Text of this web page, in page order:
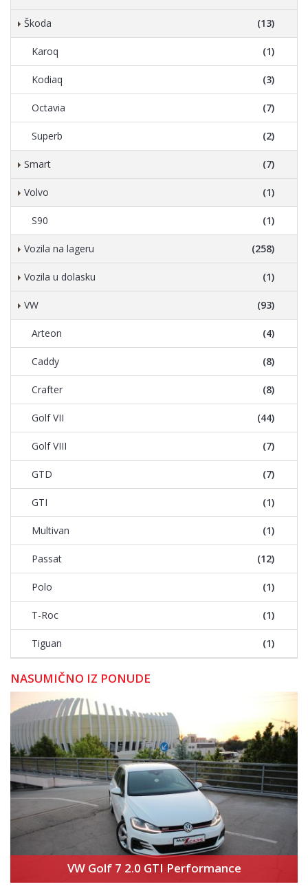
Škoda (13)
Karoq (1)
Kodiaq (3)
Octavia (7)
Superb (2)
Smart (7)
Volvo (1)
S90 (1)
Vozila na lageru (258)
Vozila u dolasku (1)
VW (93)
Arteon (4)
Caddy (8)
Crafter (8)
Golf VII (44)
Golf VIII (7)
GTD (7)
GTI (1)
Multivan (1)
Passat (12)
Polo (1)
T-Roc (1)
Tiguan (1)
NASUMIČNO IZ PONUDE
VW Golf 7 2.0 GTI Performance